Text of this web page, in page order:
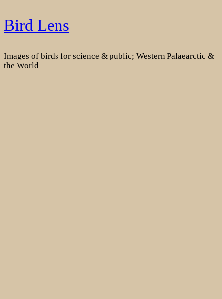
Skip
to
Bird Lens
Images of birds for science & public; Western Palaearctic &
the World